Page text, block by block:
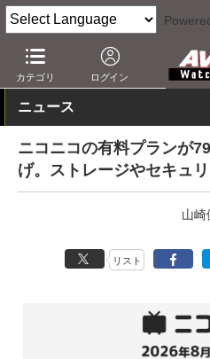
カテゴリ ログイン
AV Watch コンテンツ・サービス
ニュース
ニコニコの有料プランが
げ。ストレージやセキュ
山崎
リスト